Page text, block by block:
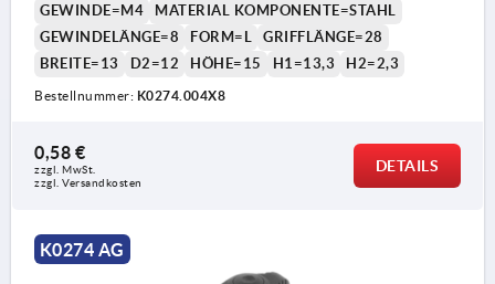
GEWINDE=M4
MATERIAL KOMPONENTE=STAHL
GEWINDELÄNGE=8
FORM=L
GRIFFLÄNGE=28
BREITE=13
D2=12 HÖHE=15 H1=13,3 H2=2,3
Bestellnummer: K0274.004X8
0,58 €
zzgl. MwSt.
zzgl. Versandkosten
DETAILS
K0274 AG